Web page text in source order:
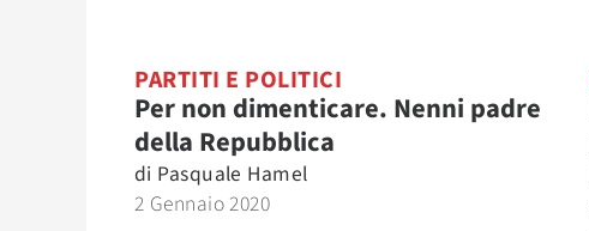
PARTITI E POLITICI
Per non dimenticare. Nenni padre
della Repubblica
di Pasquale Hamel
2 Gennaio 2020